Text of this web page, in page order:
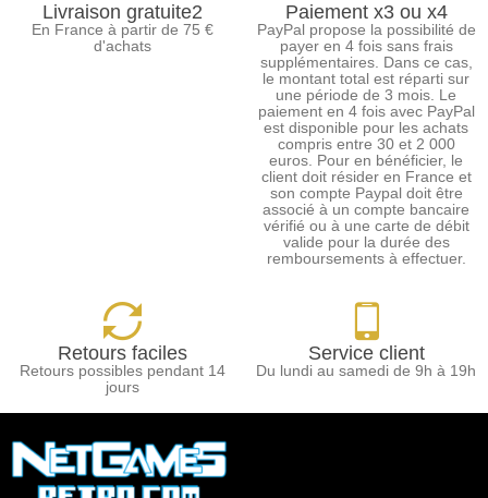
Livraison gratuite2
En France à partir de 75 €
d'achats
Paiement x3 ou x4
PayPal propose la possibilité de
payer en 4 fois sans frais
supplémentaires. Dans ce cas,
le montant total est réparti sur
une période de 3 mois. Le
paiement en 4 fois avec PayPal
est disponible pour les achats
compris entre 30 et 2 000
euros. Pour en bénéficier, le
client doit résider en France et
son compte Paypal doit être
associé à un compte bancaire
vérifié ou à une carte de débit
valide pour la durée des
remboursements à effectuer.
Retours faciles
Retours possibles pendant 14
jours
Service client
Du lundi au samedi de 9h à 19h